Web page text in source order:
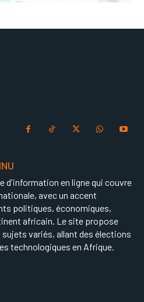
d'information en ligne qui couvre
avec un accent
politiques, économiques,
africain. Le site propose
variés, allant des élections
technologiques en Afrique.